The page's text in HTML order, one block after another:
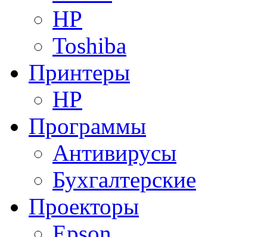
HP
Toshiba
Принтеры
HP
Программы
Антивирусы
Бухгалтерские
Проекторы